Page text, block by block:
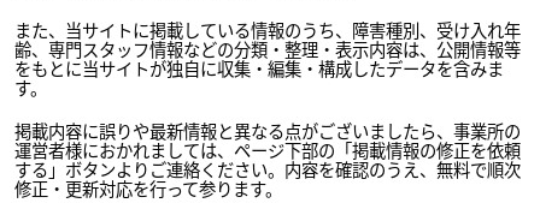
また、当サイトに掲載している情報のうち、障害種別、受け入れ年
齢、専門スタッフ情報などの分類・整理・表示内容は、公開情報等
をもとに当サイトが独自に収集・編集・構成したデータを含みま
す。
掲載内容に誤りや最新情報と異なる点がございましたら、事業所の
運営者様におかれましては、ページ下部の「掲載情報の修正を依頼
する」ボタンよりご連絡ください。内容を確認のうえ、無料で順次
修正・更新対応を行って参ります。